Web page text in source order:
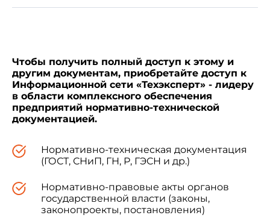
Интернет (gost.ru)
ВНЕСЕНА поправка, опубликованная в ИУС
N 1, 2015 год
1 Область применения
Чтобы получить полный доступ к этому и
другим документам, приобретайте доступ к
Информационной сети «Техэксперт» - лидеру
в области комплексного обеспечения
предприятий нормативно-технической
документацией.
Нормативно-техническая документация
(ГОСТ, СНиП, ГН, Р, ГЭСН и др.)
Нормативно-правовые акты органов
государственной власти (законы,
законопроекты, постановления)